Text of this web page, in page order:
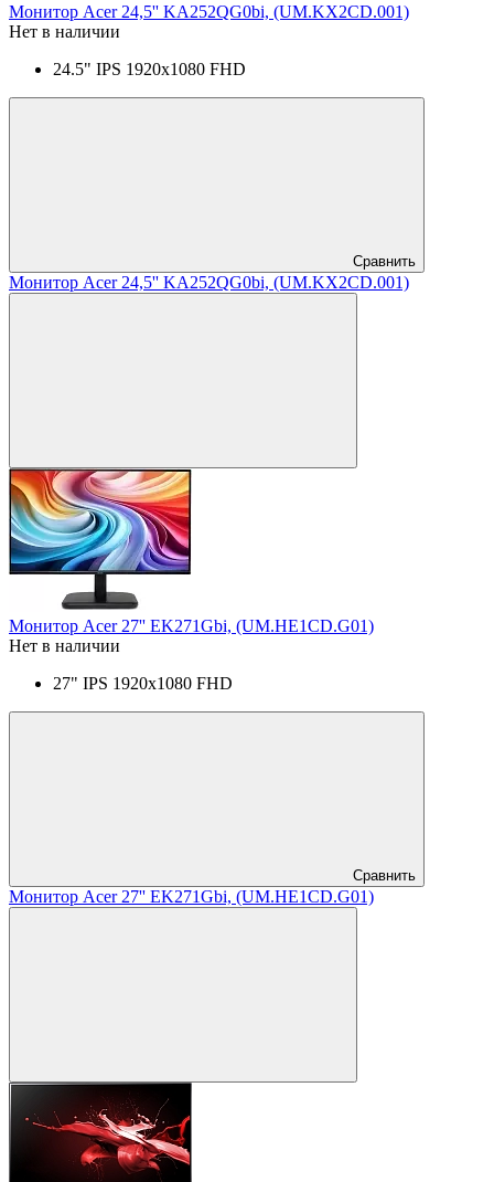
Монитор Acer 24,5'' KA252QG0bi, (UM.KX2CD.001)
Нет в наличии
24.5" IPS 1920x1080 FHD
Сравнить
Монитор Acer 24,5'' KA252QG0bi, (UM.KX2CD.001)
Монитор Acer 27'' EK271Gbi, (UM.HE1CD.G01)
Нет в наличии
27" IPS 1920x1080 FHD
Сравнить
Монитор Acer 27'' EK271Gbi, (UM.HE1CD.G01)